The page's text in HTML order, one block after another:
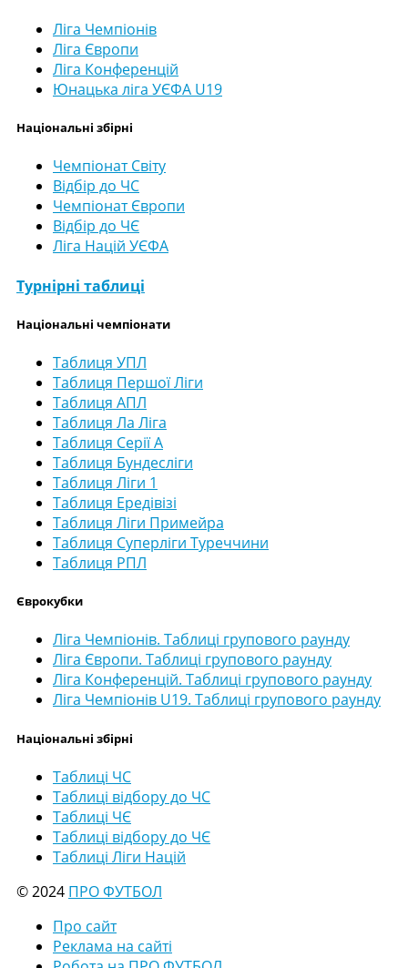
Ліга Чемпіонів
Ліга Європи
Ліга Конференцій
Юнацька ліга УЄФА U19
Національні збірні
Чемпіонат Світу
Відбір до ЧС
Чемпіонат Європи
Відбір до ЧЄ
Ліга Націй УЄФА
Турнірні таблиці
Національні чемпіонати
Таблиця УПЛ
Таблиця Першої Ліги
Таблиця АПЛ
Таблиця Ла Ліга
Таблиця Серії А
Таблиця Бундесліги
Таблиця Ліги 1
Таблиця Ередівізі
Таблиця Ліги Примейра
Таблиця Суперліги Туреччини
Таблиця РПЛ
Єврокубки
Ліга Чемпіонів. Таблиці групового раунду
Ліга Європи. Таблиці групового раунду
Ліга Конференцій. Таблиці групового раунду
Ліга Чемпіонів U19. Таблиці групового раунду
Національні збірні
Таблиці ЧС
Таблиці відбору до ЧС
Таблиці ЧЄ
Таблиці відбору до ЧЄ
Таблиці Ліги Націй
© 2024 ПРО ФУТБОЛ
Про сайт
Реклама на сайті